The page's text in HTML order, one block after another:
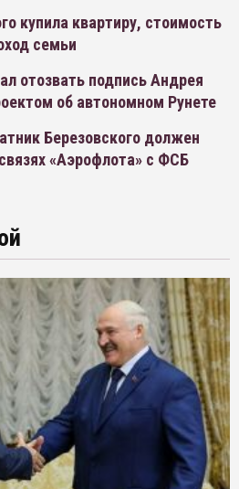
купила квартиру, стоимость
семьи
отозвать подпись Андрея
об автономном Рунете
Березовского должен
«Аэрофлота» с ФСБ